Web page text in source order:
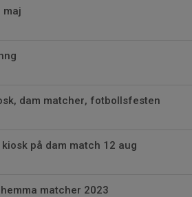
maj
dam matcher, fotbollsfesten
på dam match 12 aug
matcher 2023